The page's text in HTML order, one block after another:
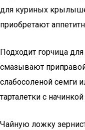
для куриных
приобретают
Подходит горчица
смазывают
слабосоленой семги
тарталетки с
Чайную ложку